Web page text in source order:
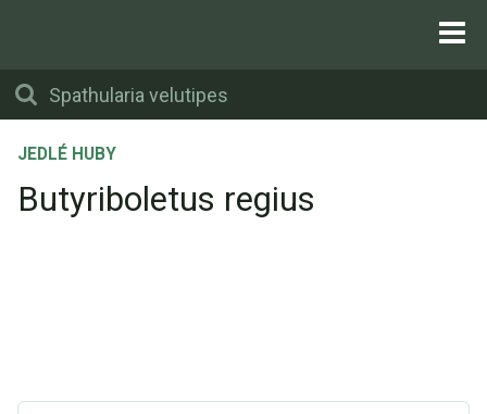
JEDLÉ HUBY
Butyriboletus regius